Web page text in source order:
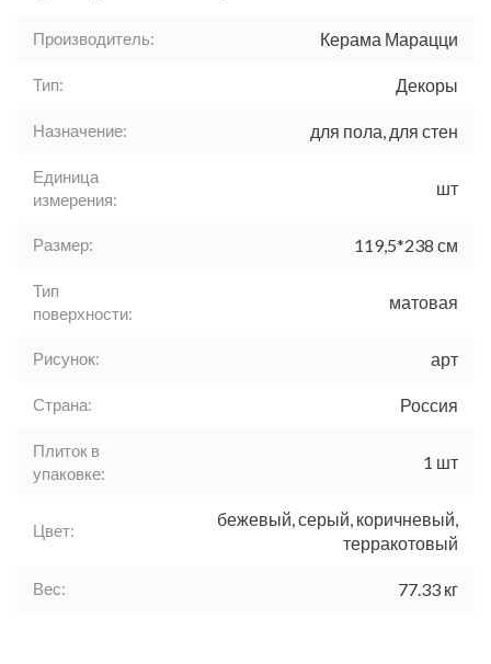
Производитель: Керама Марацци
Тип: Декоры
Назначение: для пола, для стен
Единица
измерения:
шт
Размер: 119,5*238 см
Тип
поверхности:
матовая
Рисунок: арт
Страна: Россия
Плиток в
упаковке:
1 шт
Цвет:
бежевый, серый, коричневый,
терракотовый
Вес: 77.33 кг